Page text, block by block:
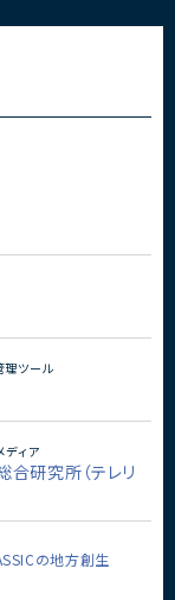
理ツール
ディア
合研究所（テレリ
の地方創生